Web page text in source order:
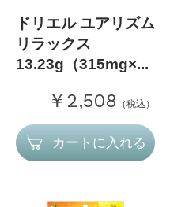
ドリエル ユアリズム
リラックス
13.23g（315mg×...
￥2,508 （税込）
カートに入れる